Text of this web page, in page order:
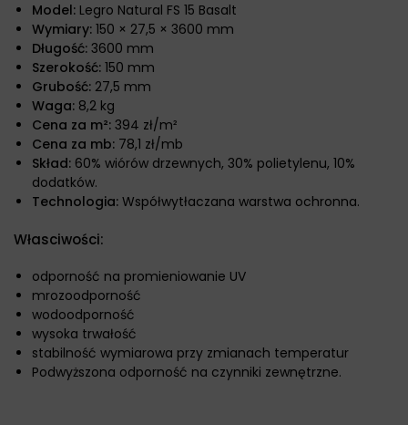
Model: Legro Natural FS 15 Basalt
Wymiary: 150 × 27,5 × 3600 mm
Długość: 3600 mm
Szerokość: 150 mm
Grubość: 27,5 mm
Waga: 8,2 kg
Cena za m²: 394 zł/m²
Cena za mb: 78,1 zł/mb
Skład: 60% wiórów drzewnych, 30% polietylenu, 10%
dodatków.
Technologia: Współwytłaczana warstwa ochronna.
Własciwości:
odporność na promieniowanie UV
mrozoodporność
wodoodporność
wysoka trwałość
stabilność wymiarowa przy zmianach temperatur
Podwyższona odporność na czynniki zewnętrzne.